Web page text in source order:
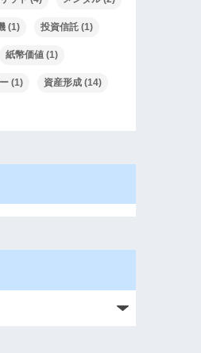
(1) 投資信託 (1)
紙幣価値 (1)
(1) 資産形成 (14)